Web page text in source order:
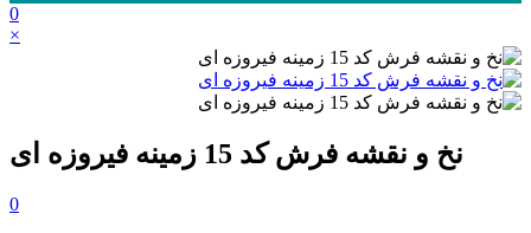
0
×
نخ و نقشه فرش کد 15 زمینه فیروزه ای
0